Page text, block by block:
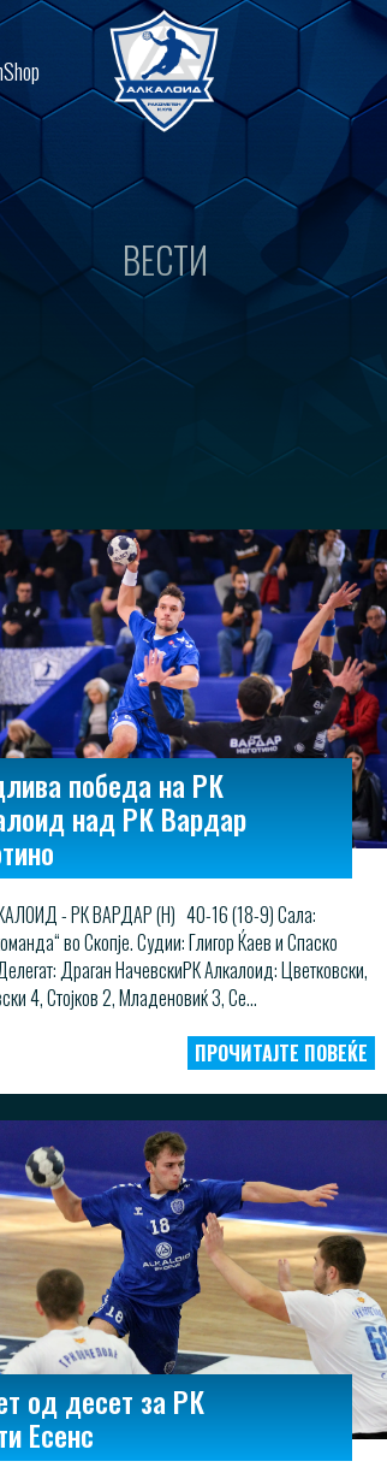
ВЕСТИ
победа на РК
над РК Вардар
- РК ВАРДАР (Н) 40-16 (18-9) Сала:
во Скопје. Судии: Глигор Ќаев и Спаско
Драган НачевскиРК Алкалоид: Цветковски,
4, Стојков 2, Младеновиќ 3, Се...
ПРОЧИТАЈТЕ ПОВЕЌЕ
од десет за РК
Есенс